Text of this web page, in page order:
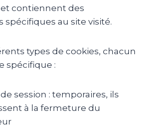
contiennent des
spécifiques au site visité.
types de cookies, chacun
spécifique :
session : temporaires, ils
à la fermeture du